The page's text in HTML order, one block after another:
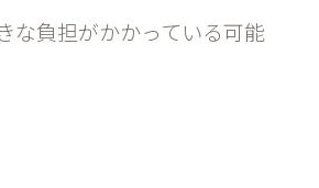
な負担がかかっている可能